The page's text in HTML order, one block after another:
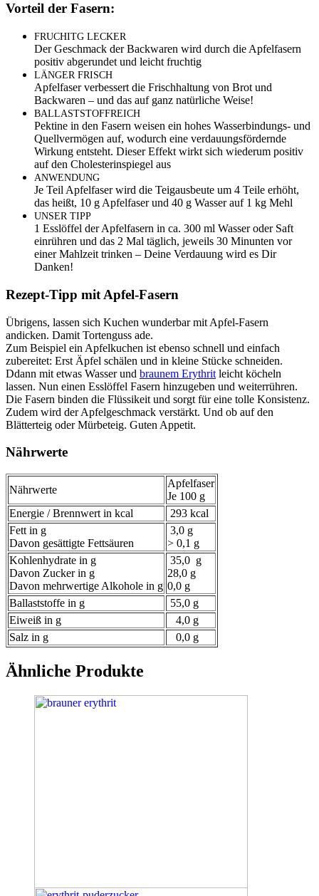
Vorteil der Fasern:
FRUCHITG LECKER
Der Geschmack der Backwaren wird durch die Apfelfasern
positiv abgerundet und leicht fruchtig
LÄNGER FRISCH
Apfelfaser verbessert die Frischhaltung von Brot und
Backwaren – und das auf ganz natürliche Weise!
BALLASTSTOFFREICH
Pektine in den Fasern weisen ein hohes Wasserbindungs- und
Quellvermögen auf, wodurch eine verdauungsfördernde
Wirkung entsteht. Dieser Effekt wirkt sich wiederum positiv
auf den Cholesterinspiegel aus
ANWENDUNG
Je Teil Apfelfaser wird die Teigausbeute um 4 Teile erhöht,
das heißt, 10 g Apfelfaser und 40 g Wasser auf 1 kg Mehl
UNSER TIPP
1 Esslöffel der Apfelfasern in ca. 300 ml Wasser oder Saft
einrühren und das 2 Mal täglich, jeweils 30 Minunten vor
einer Mahlzeit trinken – Deine Verdauung wird es Dir
Danken!
Rezept-Tipp mit Apfel-Fasern
Übrigens, lassen sich Kuchen wunderbar mit Apfel-Fasern
andicken. Damit Tortenguss ade.
Zum Beispiel ein Apfelkuchen ist ebenso schnell und einfach
zubereitet: Erst Äpfel schälen und in kleine Stücke schneiden.
Ddann mit etwas Wasser und braunem Erythrit leicht köcheln
lassen. Nun einen Esslöffel Fasern hinzugeben und weiterrühren.
Die Fasern binden die Flüssikeit und sorgt für eine tolle Konsistenz.
Zudem wird der Apfelgeschmack verstärkt. Und ob auf den
Blätterteig oder Mürbeteig. Guten Appetit.
Nährwerte
Nährwerte
Apfelfaser
Je 100 g
Energie / Brennwert in kcal
293 kcal
Fett in g
Davon gesättigte Fettsäuren
3,0 g
> 0,1 g
Kohlenhydrate in g
Davon Zucker in g
Davon mehrwertige Alkohole in g
35,0 g
28,0 g
0,0 g
Ballaststoffe in g
55,0 g
Eiweiß in g
4,0 g
Salz in g
0,0 g
Ähnliche Produkte